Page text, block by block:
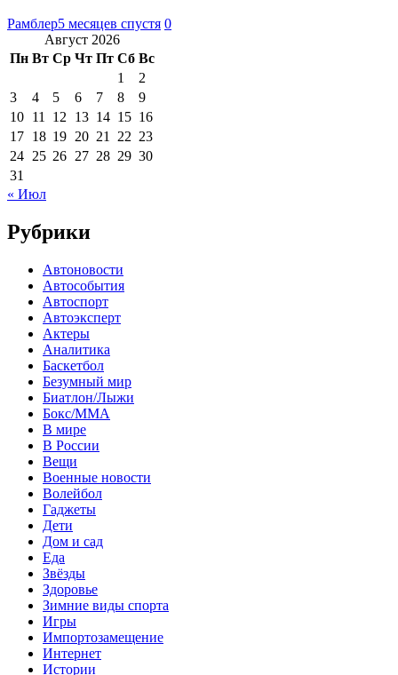
Рамблер5 месяцев спустя 0
Август 2026
Пн Вт Ср Чт Пт Сб Вс
1
2
3
4 5 6 7 8
9
10 11 12 13 14 15 16
17 18 19 20 21 22 23
24 25 26 27 28 29 30
31
« Июл
Рубрики
Автоновости
Автособытия
Автоспорт
Автоэксперт
Актеры
Аналитика
Баскетбол
Безумный мир
Биатлон/Лыжи
Бокс/MMA
В мире
В России
Вещи
Военные новости
Волейбол
Гаджеты
Дети
Дом и сад
Еда
Звёзды
Здоровье
Зимние виды спорта
Игры
Импортозамещение
Интернет
Истории